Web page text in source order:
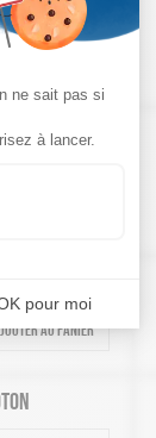
au panier